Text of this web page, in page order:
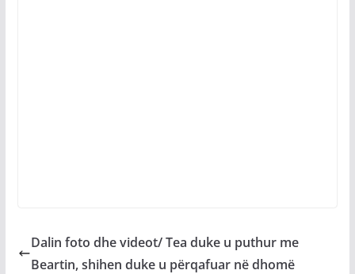
Dalin foto dhe videot/ Tea duke u puthur me
Beartin, shihen duke u përqafuar në dhomë